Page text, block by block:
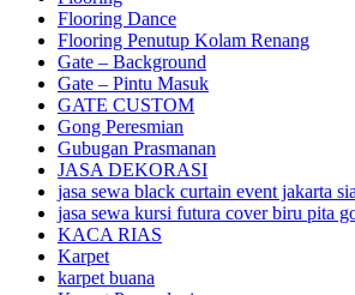
Flooring Dance
Flooring Penutup Kolam Renang
Gate – Background
Gate – Pintu Masuk
GATE CUSTOM
Gong Peresmian
Gubugan Prasmanan
JASA DEKORASI
jasa sewa black curtain event jakarta
jasa sewa kursi futura cover biru pita
KACA RIAS
Karpet
karpet buana